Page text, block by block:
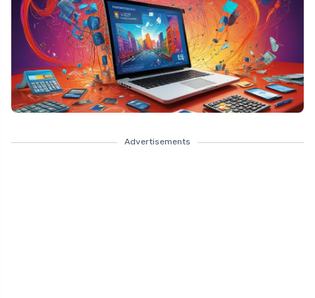
Advertisements